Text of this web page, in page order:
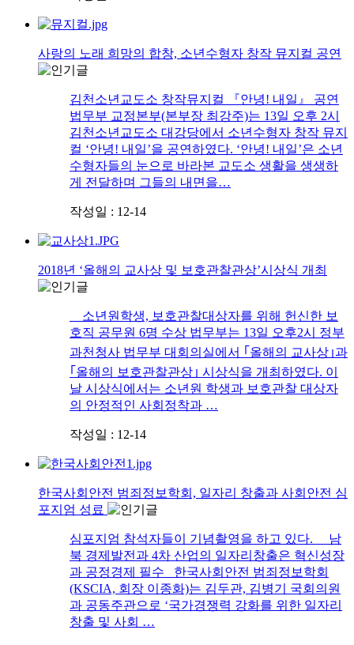
사랑의 노래 희망의 합창, 소년수형자 창작 뮤지컬 공연
김천소년교도소 창작뮤지컬 『안녕! 내일』 공연
법무부 교정본부(본부장 최강주)는 13일 오후 2시
김천소년교도소 대강당에서 소년수형자 창작 뮤지
컬 ‘안녕! 내일’을 공연하였다. ‘안녕! 내일’은 소년
수형자들의 눈으로 바라본 교도소 생활을 생생하
게 전달하며 그들의 내면을…
작성일 : 12-14
2018년 ‘올해의 교사상 및 보호관찰관상’시상식 개최
소년원학생, 보호관찰대상자를 위해 헌신한 보
호직 공무원 6명 수상 법무부는 13일 오후2시 정부
과천청사 법무부 대회의실에서 ｢올해의 교사상｣과
｢올해의 보호관찰관상｣ 시상식을 개최하였다. 이
날 시상식에서는 소년원 학생과 보호관찰 대상자
의 안정적인 사회정착과 …
작성일 : 12-14
한국사회안전 범죄정보학회, 일자리 창출과 사회안전 심
포지엄 성료
심포지엄 참석자들이 기념촬영을 하고 있다. 남
북 경제발전과 4차 산업의 일자리창출은 혁신성장
과 공정경제 필수 한국사회안전 범죄정보학회
(KSCIA, 회장 이종화)는 김두관, 김병기 국회의원
과 공동주관으로 ‘국가경쟁력 강화를 위한 일자리
창출 및 사회 …